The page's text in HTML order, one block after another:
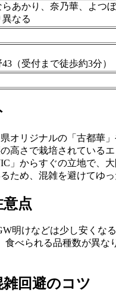
あかり、奈乃華、よつ
なる
（受付まで徒歩約3分）
県オリジナルの「古都華
の高さで栽培されている
」からすぐの立地で、
ため、混雑を避けてゆ
点
明けなどは少し安くな
べられる品種数が異な
回避のコツ